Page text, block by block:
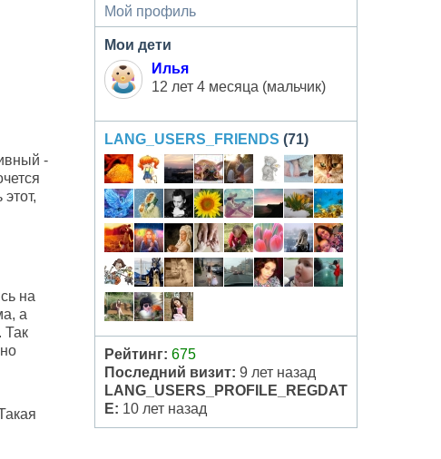
-
на
а
Так
Мой профиль
Мои дети
Илья
12 лет 4 месяца (мальчик)
LANG_USERS_FRIENDS (71)
Рейтинг: 675
Последний визит: 9 лет назад
LANG_USERS_PROFILE_REGDAT
E: 10 лет назад